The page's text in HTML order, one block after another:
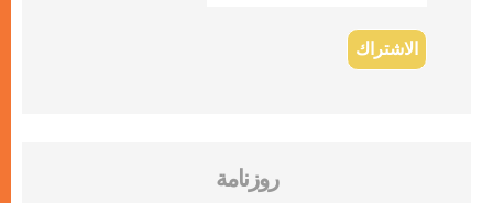
روزنامة